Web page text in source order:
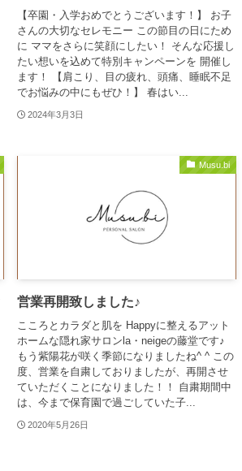
【卒園・入学おめでとうございます！】 お子
さんの大切なセレモニー この節目の日にため
に ママをさらに笑顔にしたい！ そんな応援し
たい想いを込めて特別キャンペーンを 開催し
ます！ 【肩こり、目の疲れ、頭痛、睡眠不足
でお悩みの中にもぜひ！】 春はい...
2024年3月3日
Musu.bi
営業再開致しました♪
こころとカラダと肌を Happyに整えるアット
ホームな隠れ家サロンla・neigeの藤堂です♪
もう紫陽花が咲く季節になりましたね^ ^ この
度、営業を自粛しておりましたが、再開させ
ていただくことになりました！！ 自粛期間中
は、今まで保育園で過ごしていた子...
2020年5月26日